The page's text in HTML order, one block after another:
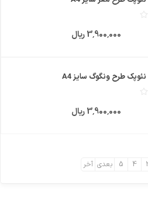
3٬900٬000 ریال
3٬900٬000 ریال
4
5 بعدی آخر